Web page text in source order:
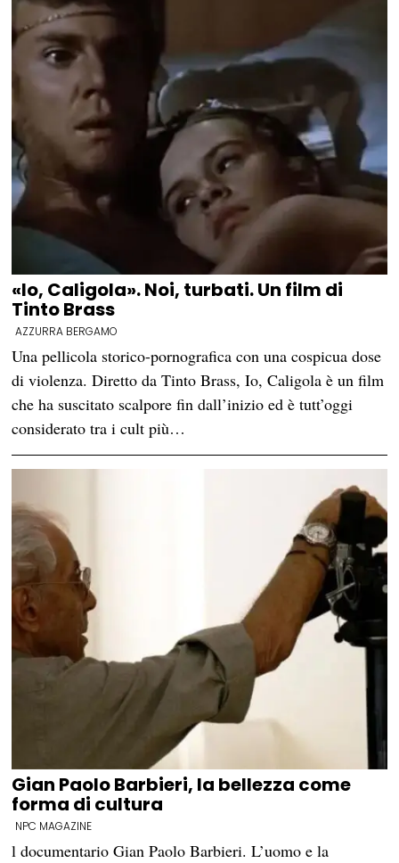
«Io, Caligola». Noi, turbati. Un film di
Tinto Brass
AZZURRA BERGAMO
Una pellicola storico-pornografica con una cospicua dose
di violenza. Diretto da Tinto Brass, Io, Caligola è un film
che ha suscitato scalpore fin dall’inizio ed è tutt’oggi
considerato tra i cult più…
Gian Paolo Barbieri, la bellezza come
forma di cultura
NPC MAGAZINE
l documentario Gian Paolo Barbieri. L’uomo e la